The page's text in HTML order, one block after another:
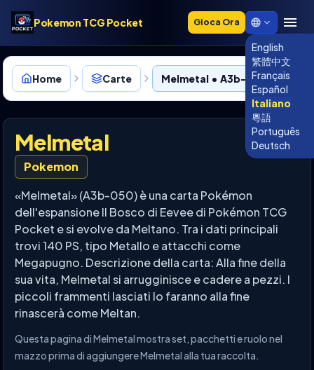
Pokemon TCG Pocket Gioca Ora
English
繁體中文
Français
Español
Italiano
粵語
Português
Deutsch
Home Carte Melmetal • A3b-050
Melmetal
Pokemon
«Melmetal» (A3b-050) è una carta Pokémon
dell'espansione Il Bosco di Eevee di Pokémon TCG
Pocket e si evolve da Meltano. Tra i dati principali
trovi 140 PS, tipo Metallo e attacchi come
Megapugno. Descrizione della carta: Alla fine della
sua vita, Melmetal si arrugginisce e cadere a pezzi. I
piccoli frammenti lasciati lo faranno alla fine
rinascerà come Meltan.
Questa pagina di Melmetal mostra set, pacchetti e ruolo nel
mazzo prima di aggiungere Melmetal alla tua raccolta.